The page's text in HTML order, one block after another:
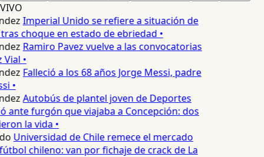
VIVO
Imperial Unido se refiere a situación de
choque en estado de ebriedad •
Ramiro Pavez vuelve a las convocatorias
•
Falleció a los 68 años Jorge Messi, padre
•
Autobús de plantel joven de Deportes
ante furgón que viajaba a Concepción: dos
la vida •
Universidad de Chile remece el mercado
chileno: van por fichaje de crack de La